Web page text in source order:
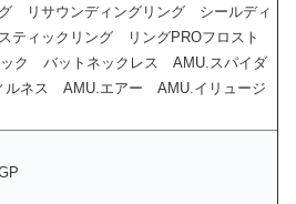
グ リサウンディングリング シールディ
ティックリング リングPROフロスト
ック バットネックレス AMU.スパイダ
ネス AMU.エアー AMU.イリュージ